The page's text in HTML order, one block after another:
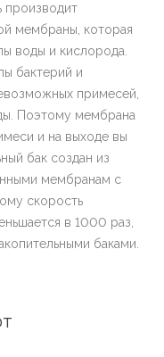
производит
мембраны, которая
воды и кислорода.
бактерий и
примесей,
Поэтому мембрана
и на выходе вы
бак создан из
мембранам с
скорость
в 1000 раз,
баками.